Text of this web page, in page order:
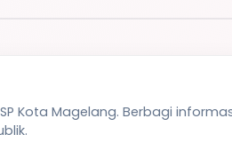
Kota Magelang. Berbagi